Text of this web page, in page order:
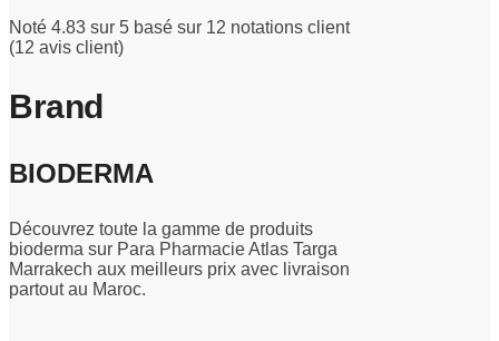
Noté 4.83 sur 5 basé sur 12 notations client
(12 avis client)
Brand
BIODERMA
Découvrez toute la gamme de produits
bioderma sur Para Pharmacie Atlas Targa
Marrakech aux meilleurs prix avec livraison
partout au Maroc.